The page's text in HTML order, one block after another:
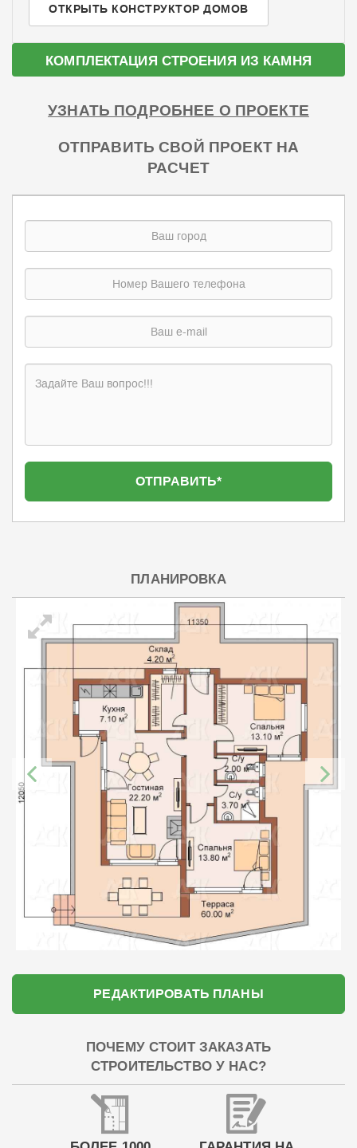
ОТКРЫТЬ КОНСТРУКТОР ДОМОВ
КОМПЛЕКТАЦИЯ СТРОЕНИЯ ИЗ КАМНЯ
УЗНАТЬ ПОДРОБНЕЕ О ПРОЕКТЕ
ОТПРАВИТЬ СВОЙ ПРОЕКТ НА
РАСЧЕТ
ПЛАНИРОВКА
РЕДАКТИРОВАТЬ ПЛАНЫ
ПОЧЕМУ СТОИТ ЗАКАЗАТЬ
СТРОИТЕЛЬСТВО У НАС?